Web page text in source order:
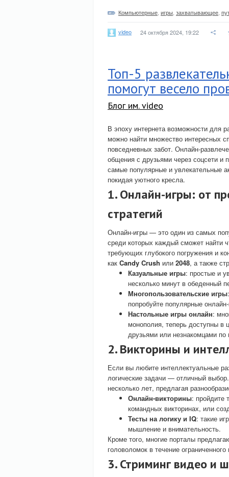
Компьютерные игры захватывающее
video 24 октября 2024, 19:22
Топ-5
помогут весело
Блог им. video
В эпоху интернета возможности для
можно найти множество интересных
повседневных забот. Онлайн-
общения с друзьями через соцсети и
самые популярные и увлекательные
покидая уютного кресла.
1. Онлайн-игры: от
стратегий
Онлайн-игры — это один из самых
среди которых каждый сможет найти
требующих глубокого погружения и
как Candy Crush или 2048, а также
Казуальные игры: простые и
несколько минут в обеденный
Многопользовательские игры
попробуйте популярные
Настольные игры онлайн:
монополия, теперь доступны в
друзьями или незнакомцами
2. Викторины и
Если вы любите интеллектуальные
логические задачи — отличный
несколько лет, предлагая
Онлайн-викторины: пройдите
командных викторинах, или
Тесты на логику и IQ: такие
мышление и внимательность.
Кроме того, многие порталы
головоломок в течение
3. Стриминг видео и